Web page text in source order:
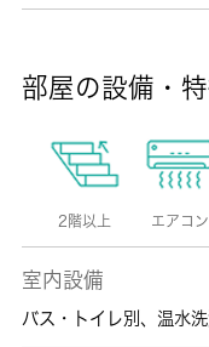
部屋の設備・
2階以上 エアコン
室内設備
バス・トイレ別 、 温水